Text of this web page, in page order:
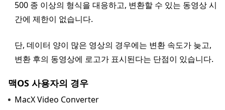
500 종 이상의 형식을 대응하고, 변환할 수 있는 동영상 시
간에 제한이 없습니다.
단, 데이터 양이 많은 영상의 경우에는 변환 속도가 늦고,
변환 후의 동영상에 로고가 표시된다는 단점이 있습니다.
맥OS 사용자의 경우
MacX Video Converter